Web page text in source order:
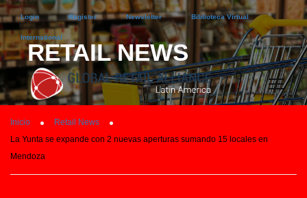
Login Register Newsletter Biblioteca Virtual
International
RETAIL NEWS
Inicio
Retail News
La Yunta se expande con 2 nuevas aperturas sumando 15 locales en
Mendoza